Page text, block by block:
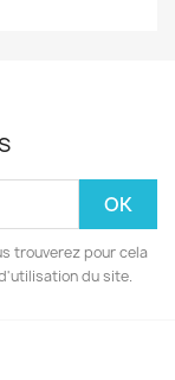
trouverez pour cela
du site.